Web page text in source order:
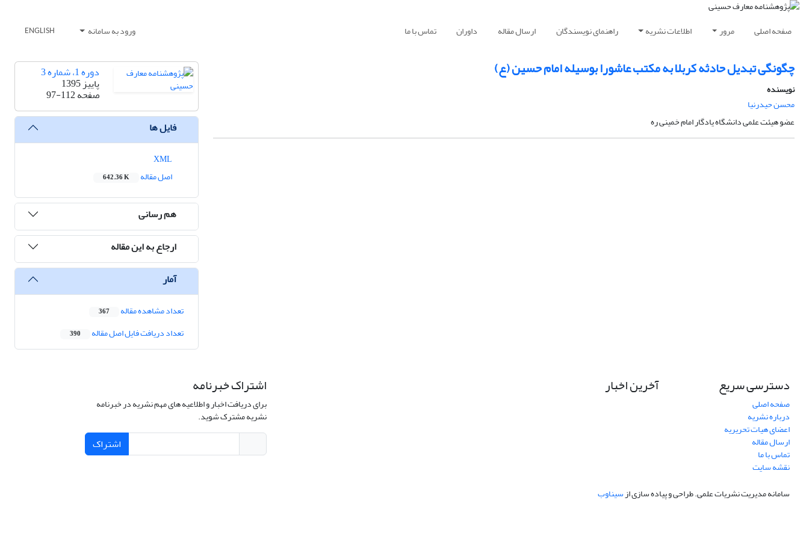
صفحه اصلی مرور اطلاعات نشریه راهنمای نویسندگان ارسال مقاله داوران تماس با ما ورود به سامانه ENGLISH
چگونگی تبدیل حادثه کربلا به مکتب عاشورا بوسیله امام حسین (ع)
نویسنده
محسن حیدرنیا
عضو هیئت علمی دانشگاه یادگار امام خمینی ره
دوره 1، شماره 3
پاییز 1395
صفحه97-112
فایل ها
اصل مقاله
642.36 K
هم رسانی
ارجاع به این مقاله
آمار
تعداد مشاهده مقاله 367
تعداد دریافت فایل اصل مقاله 390
دسترسی سریع
صفحه اصلی
درباره نشریه
اعضای هیات تحریریه
ارسال مقاله
تماس با ما
نقشه سایت
آخرین اخبار اشتراک خبرنامه
برای دریافت اخبار و اطلاعیه های مهم نشریه در خبرنامه
نشریه مشترک شوید.
اشتراک
سامانه مدیریت نشریات علمی.طراحی و پیاده سازی ازسیناوب